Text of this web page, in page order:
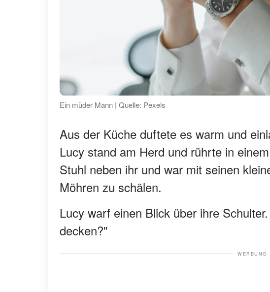
Ein müder Mann | Quelle: Pexels
Aus der Küche duftete es warm und
Lucy stand am Herd und rührte in
Stuhl neben ihr und war mit seinen
Möhren zu schälen.
Lucy warf einen Blick über ihre
decken?"
WERBUNG